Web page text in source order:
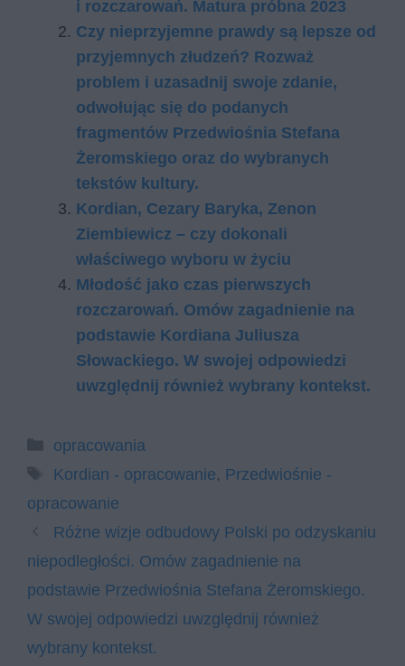
i rozczarowań. Matura próbna 2023
Czy nieprzyjemne prawdy są lepsze od
przyjemnych złudzeń? Rozważ
problem i uzasadnij swoje zdanie,
odwołując się do podanych
fragmentów Przedwiośnia Stefana
Żeromskiego oraz do wybranych
tekstów kultury.
Kordian, Cezary Baryka, Zenon
Ziembiewicz – czy dokonali
właściwego wyboru w życiu
Młodość jako czas pierwszych
rozczarowań. Omów zagadnienie na
podstawie Kordiana Juliusza
Słowackiego. W swojej odpowiedzi
uwzględnij również wybrany kontekst.
Kategorie
opracowania
Tagi
Kordian - opracowanie, Przedwiośnie -
opracowanie
Różne wizje odbudowy Polski po odzyskaniu
niepodległości. Omów zagadnienie na
podstawie Przedwiośnia Stefana Żeromskiego.
W swojej odpowiedzi uwzględnij również
wybrany kontekst.